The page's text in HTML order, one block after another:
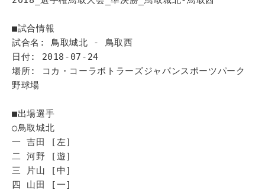
■試合情報
試合名: 鳥取城北 - 鳥取西
日付: 2018-07-24
場所: コカ・コーラボトラーズジャパンスポーツパーク
野球場
■出場選手
◯鳥取城北
一 吉田 [左]
二 河野 [遊]
三 片山 [中]
四 山田 [一]